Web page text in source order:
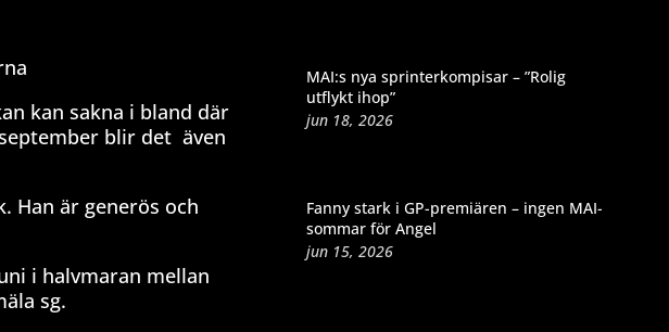
kan sakna i bland där
blir det även
Han är generös och
i halvmaran mellan
sg.
MAI:s nya sprinterkompisar – ”Rolig
utflykt ihop”
jun 18, 2026
Fanny stark i GP-premiären – ingen MAI-
sommar för Angel
jun 15, 2026